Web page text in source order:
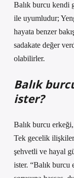
Balık burcu kendi
ile uyumludur;
hayata benzer
sadakate değer
olabilirler.
Balık
ister?
Balık burcu erkeği,
Tek gecelik
şehvetli ve hayal
ister. “Balık burcu